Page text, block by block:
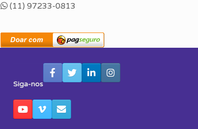
(11) 97233-0813
Siga-nos